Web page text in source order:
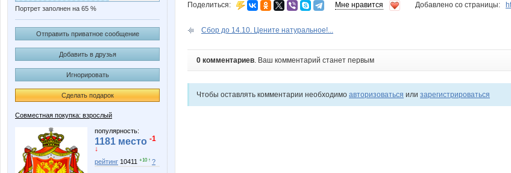
Портрет заполнен на 65 %
Отправить приватное сообщение
Добавить в друзья
Игнорировать
Сделать подарок
Совместная покупка: взрослый
популярность:
1181 место -1
↓
рейтинг 10411 +10 ↑ ?
Поделиться: Мне нравится Добавлено со страницы:
Сбор до 14.10. Цените натуральное!...
0 комментариев. Ваш комментарий станет первым
Чтобы оставлять комментарии необходимо авторизоваться или зарегистрироваться